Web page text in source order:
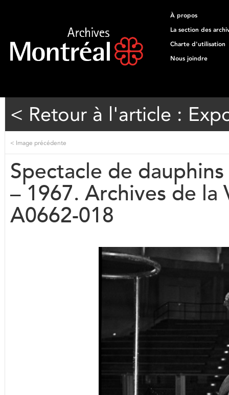
À propos
La section des
Charte d'utilisation
Nous joindre
< Retour à l'article :
< Image précédente
Spectacle de
– 1967. Archives de
A0662-018